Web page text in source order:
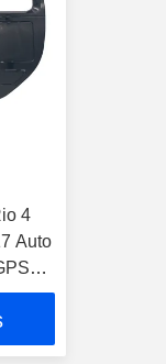
4
Auto